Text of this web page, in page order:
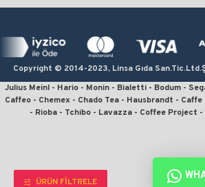
Copyright © 2014-2023, Linsa Gıda
Julius Meinl - Hario - Monin - Bialetti - Bodum -
Caffeo - Chemex - Chado Tea - Hausbrandt -
- Rioba - Tchibo - Lavazza - Coffee Project
espresso için kahve, monin kahve şurubu, linsa
wiener melange, crema espresso, president, julius
ÜRÜN FILTRELE